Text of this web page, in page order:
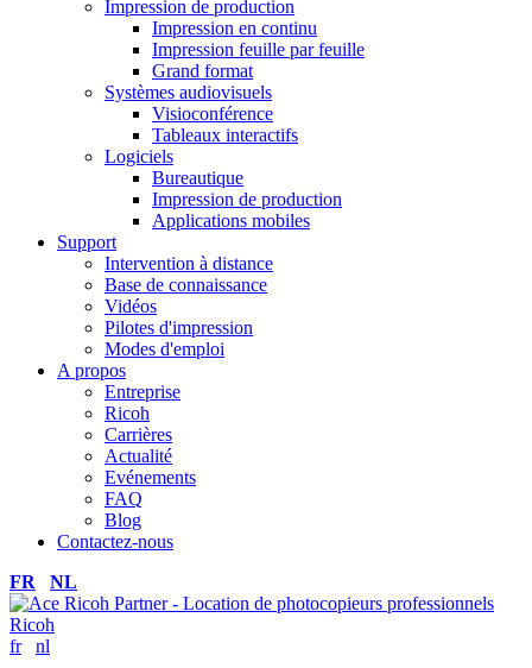
Impression de production
Impression en continu
Impression feuille par feuille
Grand format
Systèmes audiovisuels
Visioconférence
Tableaux interactifs
Logiciels
Bureautique
Impression de production
Applications mobiles
Support
Intervention à distance
Base de connaissance
Vidéos
Pilotes d'impression
Modes d'emploi
A propos
Entreprise
Ricoh
Carrières
Actualité
Evénements
FAQ
Blog
Contactez-nous
FR
NL
fr nl